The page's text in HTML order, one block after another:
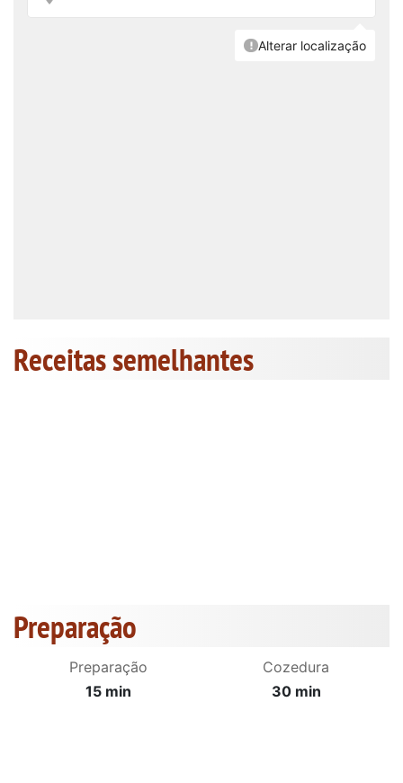
Receitas semelhantes
Preparação
Preparação
15 min
Cozedura
30 min